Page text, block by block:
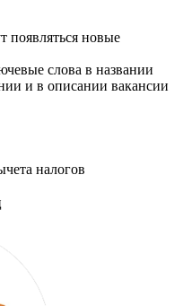
появляться новые
слова в названии
и в описании вакансии
налогов